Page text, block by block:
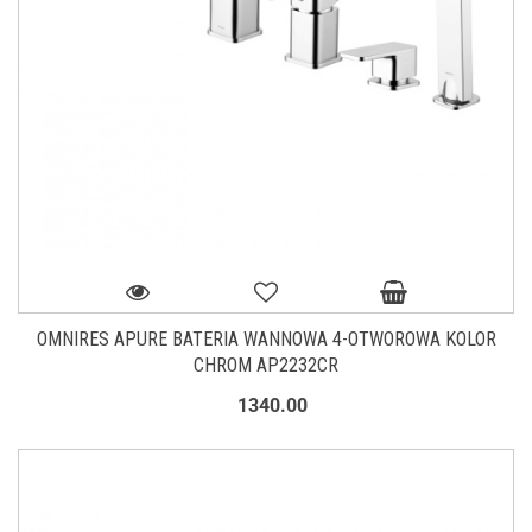
OMNIRES APURE BATERIA WANNOWA 4-OTWOROWA KOLOR
CHROM AP2232CR
1340.00